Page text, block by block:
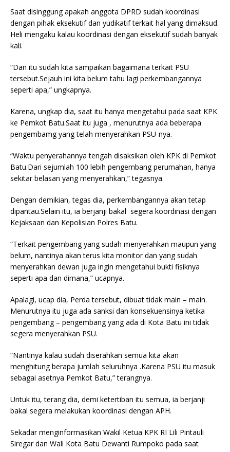
Saat disinggung apakah anggota DPRD sudah koordinasi
dengan pihak eksekutif dan yudikatif terkait hal yang dimaksud.
Heli mengaku kalau koordinasi dengan eksekutif sudah banyak
kali.
“Dan itu sudah kita sampaikan bagaimana terkait PSU
tersebut.Sejauh ini kita belum tahu lagi perkembangannya
seperti apa,” ungkapnya.
Karena, ungkap dia, saat itu hanya mengetahui pada saat KPK
ke Pemkot Batu.Saat itu juga , menurutnya ada beberapa
pengembamg yang telah menyerahkan PSU-nya.
“Waktu penyerahannya tengah disaksikan oleh KPK di Pemkot
Batu.Dari sejumlah 100 lebih pengembang perumahan, hanya
sekitar belasan yang menyerahkan,” tegasnya.
Dengan demikian, tegas dia, perkembangannya akan tetap
dipantau.Selain itu, ia berjanji bakal segera koordinasi dengan
Kejaksaan dan Kepolisian Polres Batu.
“Terkait pengembang yang sudah menyerahkan maupun yang
belum, nantinya akan terus kita monitor dan yang sudah
menyerahkan dewan juga ingin mengetahui bukti fisiknya
seperti apa dan dimana,” ucapnya.
Apalagi, ucap dia, Perda tersebut, dibuat tidak main – main.
Menurutnya itu juga ada sanksi dan konsekuensinya ketika
pengembang – pengembang yang ada di Kota Batu ini tidak
segera menyerahkan PSU.
“Nantinya kalau sudah diserahkan semua kita akan
menghitung berapa jumlah seluruhnya .Karena PSU itu masuk
sebagai asetnya Pemkot Batu,” terangnya.
Untuk itu, terang dia, demi ketertiban itu semua, ia berjanji
bakal segera melakukan koordinasi dengan APH.
Sekadar menginformasikan Wakil Ketua KPK RI Lili Pintauli
Siregar dan Wali Kota Batu Dewanti Rumpoko pada saat